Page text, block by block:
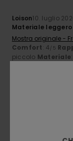
Loison10. luglio
Materiale
Mostra originale -
Comfort: 4/5
piccolo Materiale